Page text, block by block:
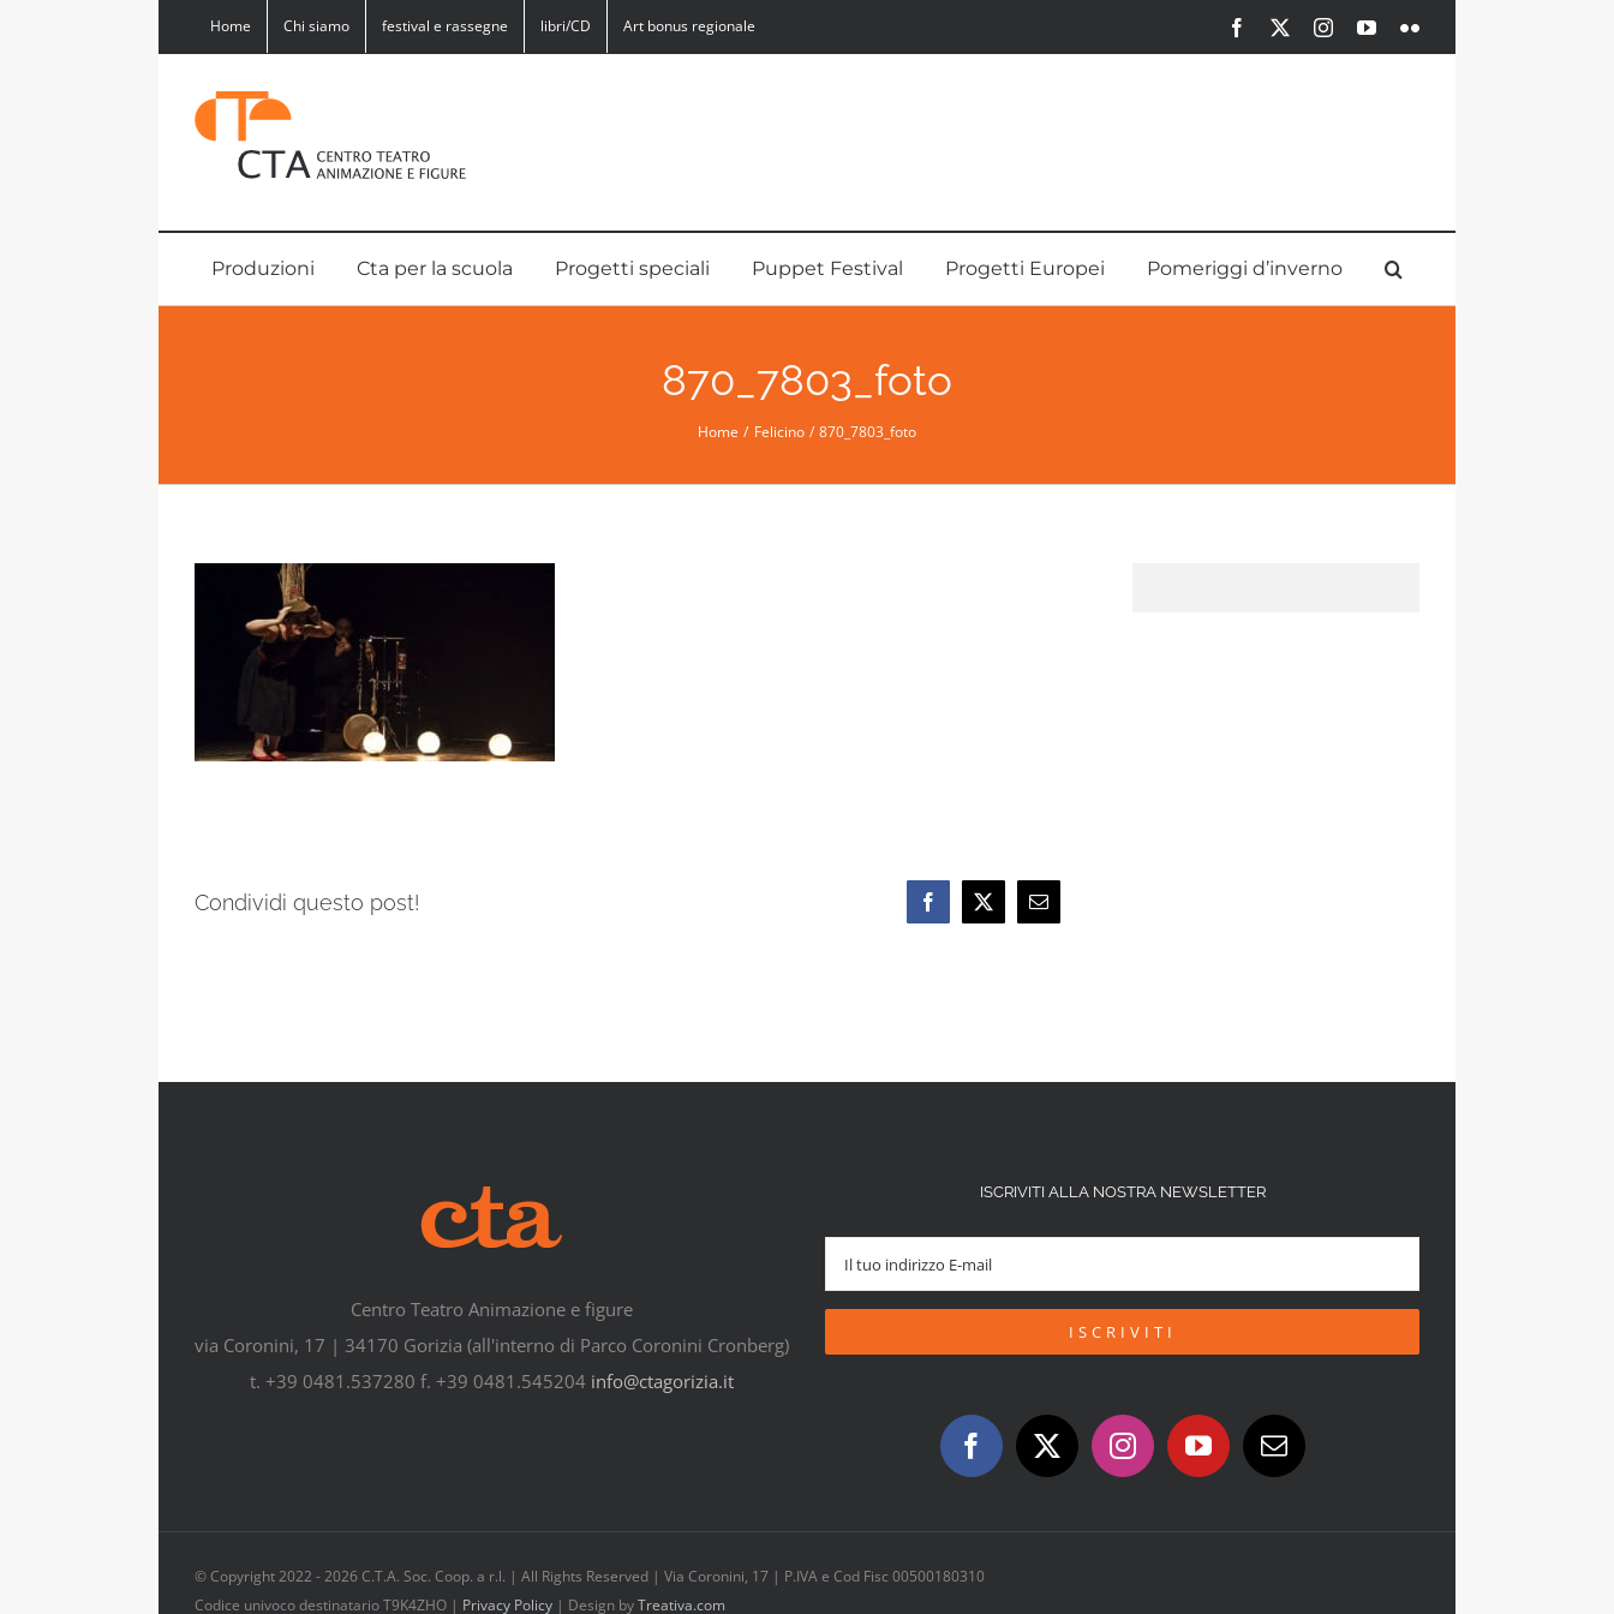
Home Chi siamo festival e rassegne libri/CD Art bonus regionale Facebook InstagramYouTubeFlickr
Produzioni Cta per la scuola Progetti speciali Puppet Festival Progetti Europei Pomeriggi d’inverno
870_7803_foto
Home Felicino 870_7803_foto
Condividi questo post!
Centro Teatro Animazione e figure
via Coronini, 17 | 34170 Gorizia (all'interno di Parco Coronini Cronberg)
t. +39 0481.537280 f. +39 0481.545204 info@ctagorizia.it
ISCRIVITI ALLA NOSTRA NEWSLETTER
© Copyright 2022 -2026 C.T.A. Soc. Coop. a r.l. | All Rights Reserved | Via Coronini, 17 | P.IVA e Cod Fisc 00500180310
Codice univoco destinatario T9K4ZHO | Privacy Policy | Design byTreativa.com